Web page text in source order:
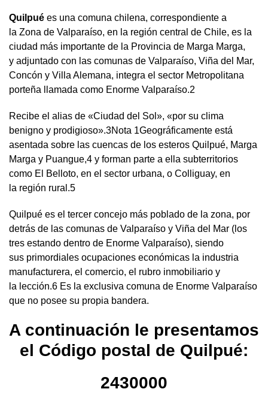
Quilpué es una comuna chilena, correspondiente a
la Zona de Valparaíso, en la región central de Chile, es la
ciudad más importante de la Provincia de Marga Marga,
y adjuntado con las comunas de Valparaíso, Viña del Mar,
Concón y Villa Alemana, integra el sector Metropolitana
porteña llamada como Enorme Valparaíso.2
Recibe el alias de «Ciudad del Sol», «por su clima
benigno y prodigioso».3Nota 1Geográficamente está
asentada sobre las cuencas de los esteros Quilpué, Marga
Marga y Puangue,4 y forman parte a ella subterritorios
como El Belloto, en el sector urbana, o Colliguay, en
la región rural.5
Quilpué es el tercer concejo más poblado de la zona, por
detrás de las comunas de Valparaíso y Viña del Mar (los
tres estando dentro de Enorme Valparaíso), siendo
sus primordiales ocupaciones económicas la industria
manufacturera, el comercio, el rubro inmobiliario y
la lección.6 Es la exclusiva comuna de Enorme Valparaíso
que no posee su propia bandera.
A continuación le presentamos
el Código postal de Quilpué:
2430000